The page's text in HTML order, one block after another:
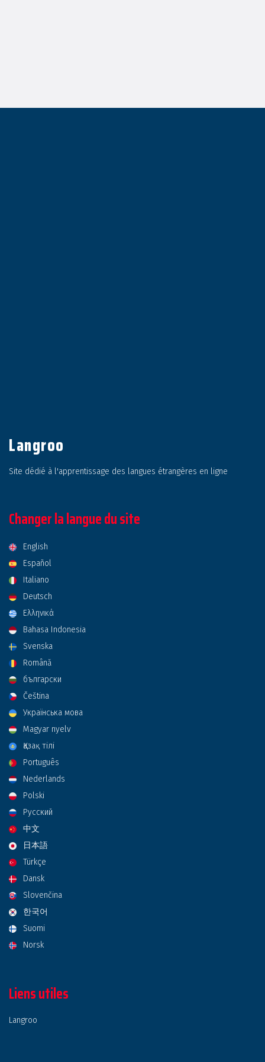
Langroo
Site dédié à l'apprentissage des langues étrangères en ligne
Changer la langue du site
English
Español
Italiano
Deutsch
Ελληνικά
Bahasa Indonesia
Svenska
Română
български
Čeština
Українська мова
Magyar nyelv
Қазақ тілі
Português
Nederlands
Polski
Русский
中文
日本語
Türkçe
Dansk
Slovenčina
한국어
Suomi
Norsk
Liens utiles
Langroo